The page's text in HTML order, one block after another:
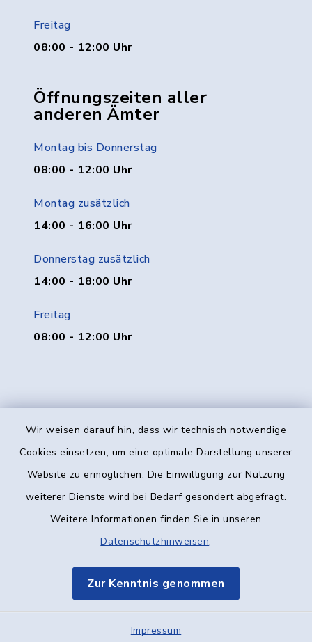
Wir weisen darauf hin, dass wir technisch notwendige
Cookies einsetzen, um eine optimale Darstellung unserer
Website zu ermöglichen. Die Einwilligung zur Nutzung
weiterer Dienste wird bei Bedarf gesondert abgefragt.
Weitere Informationen finden Sie in unseren
Datenschutzhinweisen.
Zur Kenntnis genommen
Impressum
Freitag
08:00 - 12:00 Uhr
Öffnungszeiten aller
anderen Ämter
Montag bis Donnerstag
08:00 - 12:00 Uhr
Montag zusätzlich
14:00 - 16:00 Uhr
Donnerstag zusätzlich
14:00 - 18:00 Uhr
Freitag
08:00 - 12:00 Uhr
Kontakt
Datenschutz
Elektronische Kommunikation
Sitemap